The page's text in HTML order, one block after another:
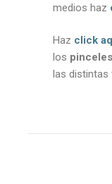
medios haz
Haz click
los pinceles
las distintas